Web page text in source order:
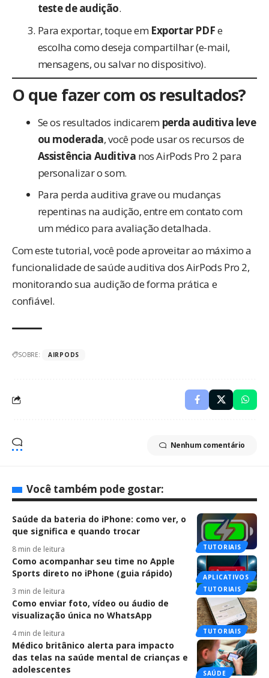
teste de audição.
Para exportar, toque em Exportar PDFe
escolha como deseja compartilhar (e-mail,
mensagens, ou salvar no dispositivo).
O que fazer com os resultados?
Se os resultados indicarem perda auditiva leve
ou moderada, você pode usar os recursos de
Assistência Auditiva nos AirPods Pro 2 para
personalizar o som.
Para perda auditiva grave ou mudanças
repentinas na audição, entre em contato com
um médico para avaliação detalhada.
Com este tutorial, você pode aproveitar ao máximo a
funcionalidade de saúde auditiva dos AirPods Pro 2,
monitorando sua audição de forma prática e
confiável.
SOBRE: AIRPODS
Nenhum comentário
Você também pode gostar:
TUTORIAIS
Saúde da bateria do iPhone: como ver, o
que significa e quando trocar
8 min de leitura
APLICATIVOS
TUTORIAIS
Como acompanhar seu time no Apple
Sports direto no iPhone (guia rápido)
3 min de leitura
TUTORIAIS
Como enviar foto, vídeo ou áudio de
visualização única no WhatsApp
4 min de leitura
SAÚDE
Médico britânico alerta para impacto
das telas na saúde mental de crianças e
adolescentes